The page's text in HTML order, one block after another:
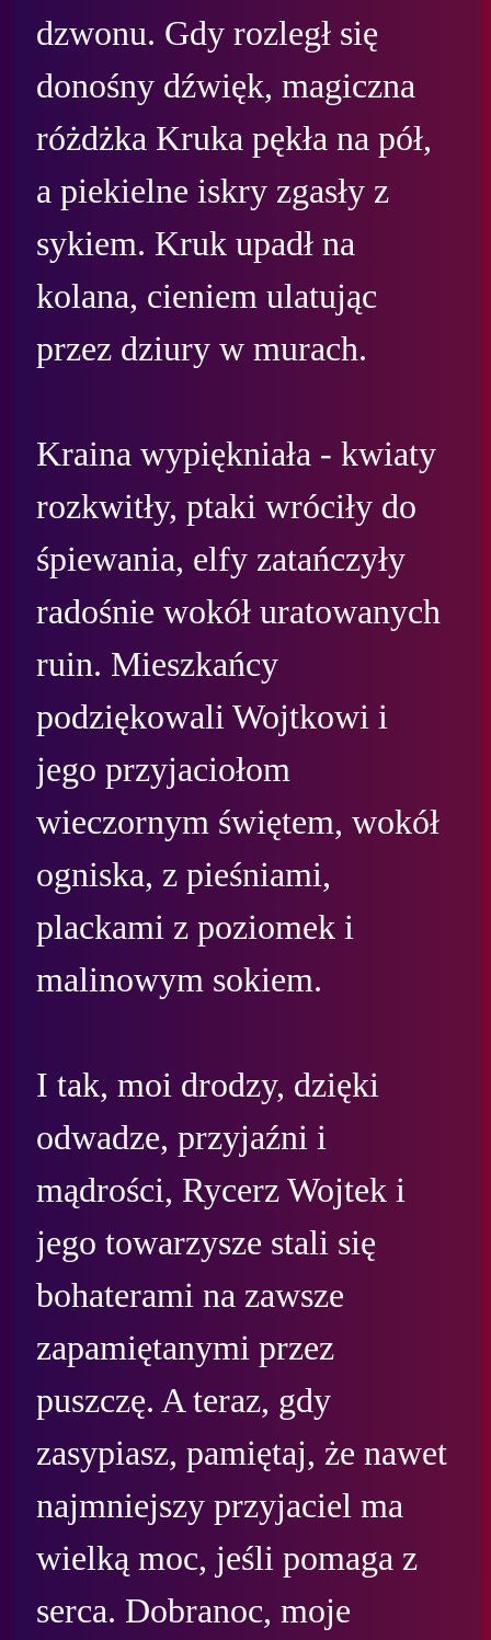
dzwonu. Gdy rozległ się
donośny dźwięk, magiczna
różdżka Kruka pękła na pół,
a piekielne iskry zgasły z
sykiem. Kruk upadł na
kolana, cieniem ulatując
przez dziury w murach.
Kraina wypiękniała - kwiaty
rozkwitły, ptaki wróciły do
śpiewania, elfy zatańczyły
radośnie wokół uratowanych
ruin. Mieszkańcy
podziękowali Wojtkowi i
jego przyjaciołom
wieczornym świętem, wokół
ogniska, z pieśniami,
plackami z poziomek i
malinowym sokiem.
I tak, moi drodzy, dzięki
odwadze, przyjaźni i
mądrości, Rycerz Wojtek i
jego towarzysze stali się
bohaterami na zawsze
zapamiętanymi przez
puszczę. A teraz, gdy
zasypiasz, pamiętaj, że nawet
najmniejszy przyjaciel ma
wielką moc, jeśli pomaga z
serca. Dobranoc, moje